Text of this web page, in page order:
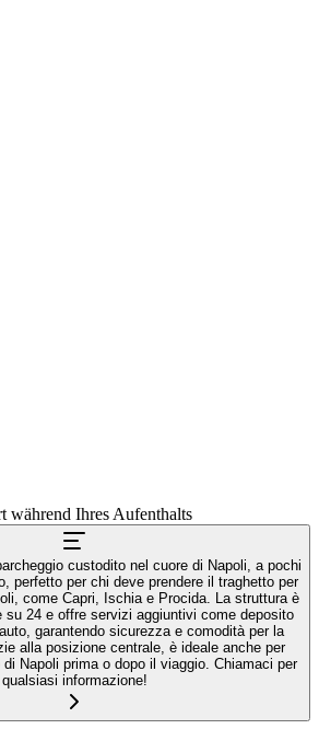
während Ihres Aufenthalts
custodito nel cuore di Napoli, a pochi
perfetto per chi deve prendere il traghetto per
come Capri, Ischia e Procida. La struttura è
su 24 e offre servizi aggiuntivi come deposito
garantendo sicurezza e comodità per la
alla posizione centrale, è ideale anche per
Napoli prima o dopo il viaggio. Chiamaci per
qualsiasi informazione!